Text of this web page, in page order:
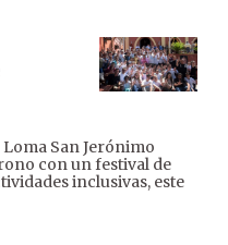
San Jerónimo
con un festival de
inclusivas, este